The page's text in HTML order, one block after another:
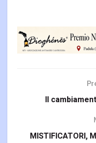
Il
MISTIFICATORI,